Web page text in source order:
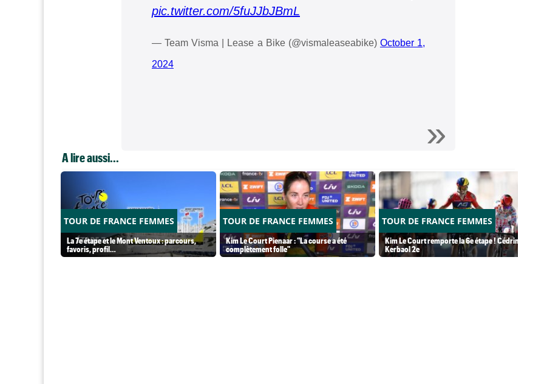
pic.twitter.com/5fuJJbJBmL
— Team Visma | Lease a Bike (@vismaleaseabike) October 1,
2024
A lire aussi...
TOUR DE FRANCE FEMMES
La 7e étape et le Mont Ventoux : parcours,
favoris, profil…
TOUR DE FRANCE FEMMES
Kim Le Court Pienaar : "La course a été
complètement folle"
TOUR DE FRANCE FEMMES
Kim Le Court remporte la 6e étape ! Cédrine
Kerbaol 2e